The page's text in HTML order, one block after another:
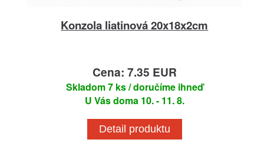
Konzola liatinová 20x18x2cm
Cena: 7.35 EUR
Skladom 7 ks / doručíme ihneď
U Vás doma 10. - 11. 8.
Detail produktu